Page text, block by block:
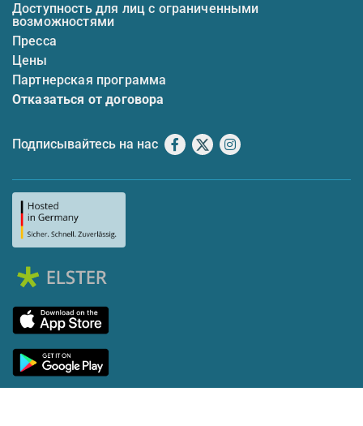
Доступность для лиц с ограниченными
возможностями
Пресса
Цены
Партнерская программа
Отказаться от договора
Подписывайтесь на нас Facebook
X Instagram